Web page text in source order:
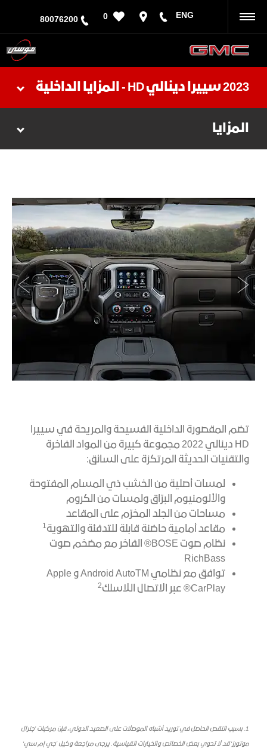
ENG
0
80076200
2023 سييرا دينالي HD - المزايا الداخلية
المزايا
تضم المقصورة الداخلية الفسيحة والمريحة في سييرا
HD دينالي 2022 مجموعة كبيرة من المواد الفاخرة
والتقنيات الحديثة المرتكزة على السائق:
لمسات أصلية من الخشب ذي المسام المفتوحة
والألومنيوم البرّاق ولمسات من الكروم
مساحات من الجلد المخرّم على المقاعد
مقاعد أمامية حاضنة قابلة للتدفئة والتهوية1
نظام صوت BOSE® الفاخر مع مضخم صوت
RichBass
توافق مع نظامي Android AutoTM و Apple
CarPlay® عبر الاتصال اللاسلك
2
1. بسبب النقص الحاصل في توريد أشباه الموصلات على الصعيد الدولي، فإن مركبات ’جنرال
موتورز‘ قد لا تحوي بعض الخصائص والخيارات القياسية. يرجى مراجعة وكيل ’جي إم سي‘